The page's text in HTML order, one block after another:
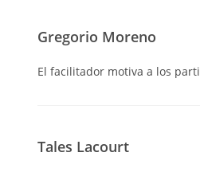
Gregorio Moreno
El facilitador motiva a los
Tales Lacourt